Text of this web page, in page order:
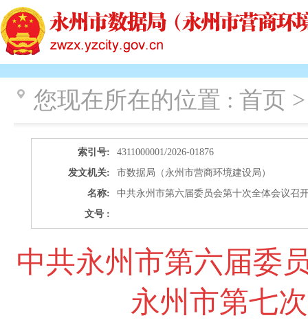
您现在所在的位置 : 首页
索引号:
4311000001/2026-01876
发文机关:
市数据局（永州市营商环境建设局）
名称:
中共永州市第六届委员会第十次全体会议召
文号 :
中共永州市第六届委
永州市第七